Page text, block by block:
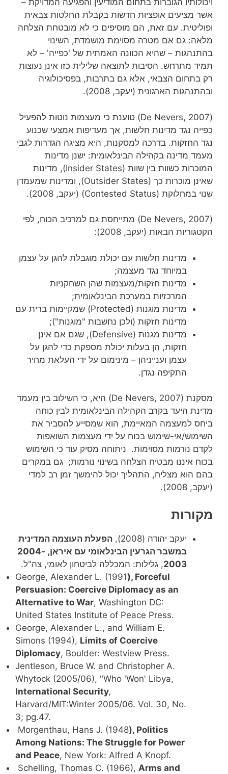
ויכולותיו הגוברות בתחום המודיעין והפגיעה המדויקת –
אשר מציעים אופציות חדשות בקבלת החלטות צבאית
ופוליטית. עם זאת, הם מוסיפים כי לא מובטחת הצלחה
מלאה: גם אם מטרה מסוימת מושמדת, השינוי
בהתנהגות – שהיא הכוונה האמתית של 'כפייה' – לא
תמיד מתרחש. הסיבות לתוצאה שלילית כזו אינן נעוצות
רק בתחום הצבאי, אלא גם בתרבות, בפסיכולוגיה
ובהתנהגות הארגונית (יעקב, 2008).
(De Nevers, 2007) טוענת כי מעצמות נוטות להפעיל
כפייה נגד מדינות חלשות, אך מעדיפות אמצעי שכנוע
נגד החזקות. בדרכה למסקנות, היא מציגה הגדרות לגבי
מעמד מדינה בקהילה הבינלאומית: ישנן מדינות
המוכרות כשוות בין שוות (Insider States), מדינות
שאינן מוכרות כך (Outsider States), ומדינות שמעמדן
שנוי במחלוקת (Contested Status) (יעקב, 2008).
(De Nevers, 2007) מתייחסת גם למרכיב הכוח, לפי
הקטגוריות הבאות (יעקב, 2008):
מדינות חלשות עם יכולת מוגבלת להגן על עצמן
במיוחד נגד מעצמה;
מדינות חזקות/מעצמות שהן השחקניות
המרכזיות במערכת הבינלאומית;
מדינות מוגנות (Protected) שמקיימות ברית עם
מדינות חזקות (ולכן נחשבות "מוגנות");
מדינות מגנות (Defensive), שגם אם אינן
חזקות, הן בעלות יכולת מספקת כדי להגן על
עצמן וענייניהן – מינימום על ידי העלאת מחיר
התקיפה נגדן.
מסקנת (De Nevers, 2007) היא, כי השילוב בין מעמד
מדינת היעד בקרב הקהילה הבינלאומית לבין כוחה
ביחס למעצמה המאיימת, הוא שמסייע להסביר את
השימוש/אי-שימוש בכוח על ידי מעצמות השואפות
לקדם נורמות מסוימות. ניתוחה מסיק עוד כי השימוש
בכוח איננו מבטיח הצלחה בשינוי נורמות; גם במקרים
בהם הוא מצליח, התהליך יכול להימשך זמן רב למדי
(יעקב, 2008).
מקורות
יעקב יהודה (2008),
הפעלת העוצמה המדינית
במשבר הגרעין הבינלאומי עם איראן, 2004-
2003, גלילות: המכללה לביטחון לאומי, צה"ל.
George, Alexander L. (1991), Forceful
Persuasion: Coercive Diplomacy as an
Alternative to War, Washington DC:
United States Institute of Peace Press.
George, Alexander L., and William E.
Simons (1994), Limits of Coercive
Diplomacy, Boulder: Westview Press.
Jentleson, Bruce W. and Christopher A.
Whytock (2005/06), "Who 'Won' Libya,
International Security,
Harvard/MIT:Winter 2005/06. Vol. 30, No.
3; pg.47.
Morgenthau, Hans J. (1948), Politics
Among Nations: The Struggle for Power
and Peace, New York: Alfred A Knopf.
Schelling, Thomas C. (1966), Arms and